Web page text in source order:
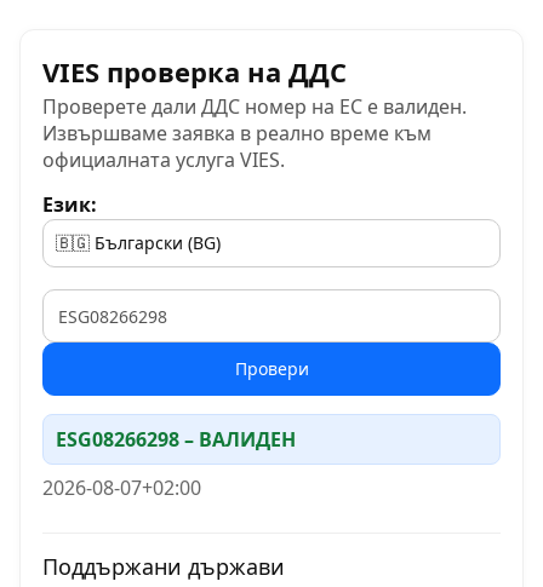
VIES проверка на ДДС
Проверете дали ДДС номер на ЕС е валиден.
Извършваме заявка в реално време към
официалната услуга VIES.
Език:
Провери
ESG08266298 – ВАЛИДЕН
2026-08-07+02:00
Поддържани държави